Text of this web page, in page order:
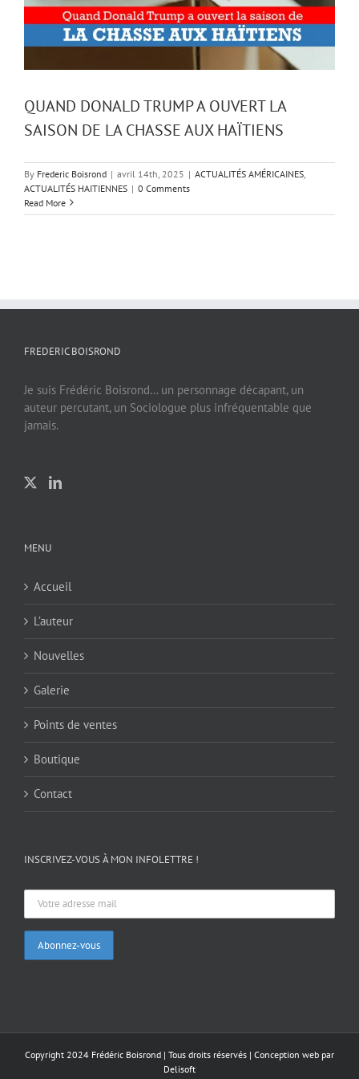
QUAND DONALD TRUMP A OUVERT LA
SAISON DE LA CHASSE AUX HAÏTIENS
By Frederic Boisrond | avril 14th, 2025 | ACTUALITÉS AMÉRICAINES
ACTUALITÉS HAITIENNES | 0 Comments
Read More
FREDERIC BOISROND
Je suis Frédéric Boisrond… un personnage décapant, un
auteur percutant, un Sociologue plus infréquentable que
jamais.
MENU
Accueil
L’auteur
Nouvelles
Galerie
Points de ventes
Boutique
Contact
INSCRIVEZ-VOUS À MON INFOLETTRE !
Copyright 2024 Frédéric Boisrond | Tous droits réservés | Conception web par
Delisoft